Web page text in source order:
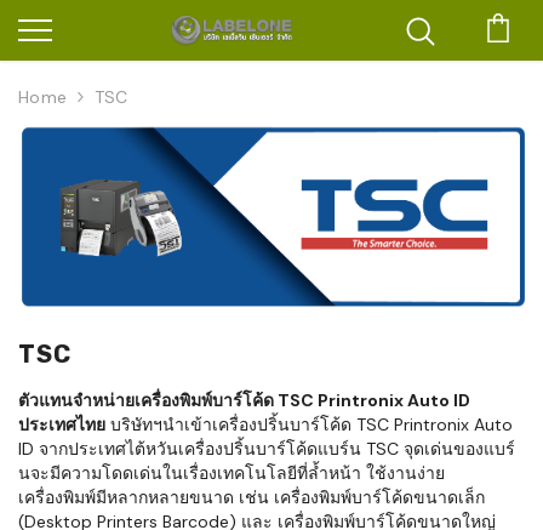
Home TSC
TSC
ตัวแทนจำหน่ายเครื่องพิมพ์บาร์โค้ด TSC Printronix Auto ID
ประเทศไทย บริษัทฯนำเข้าเครื่องปริ้นบาร์โค้ด TSC Printronix Auto
ID จากประเทศไต้หวันเครื่องปริ้นบาร์โค้ดแบร์น TSC จุดเด่นของแบร์
นจะมีความโดดเด่นในเรื่องเทคโนโลยีที่ล้ำหน้า ใช้งานง่าย
เครื่องพิมพ์มีหลากหลายขนาด เช่น เครื่องพิมพ์บาร์โค้ดขนาดเล็ก
(Desktop Printers Barcode) และ เครื่องพิมพ์บาร์โค้ดขนาดใหญ่